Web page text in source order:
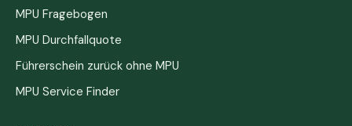
MPU Fragebogen
MPU Durchfallquote
Führerschein zurück ohne MPU
MPU Service Finder